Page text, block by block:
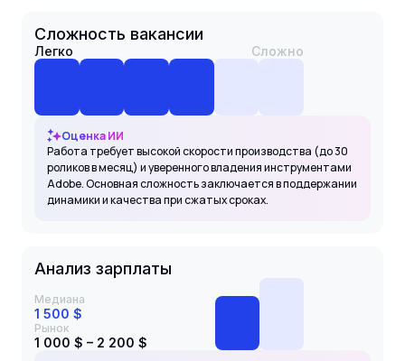
Сложность вакансии
Легко Сложно
Оценка ИИ
Работа требует высокой скорости производства (до 30
роликов в месяц) и уверенного владения инструментами
Adobe. Основная сложность заключается в поддержании
динамики и качества при сжатых сроках.
Анализ зарплаты
Медиана
1 500 $
Рынок
1 000 $ – 2 200 $